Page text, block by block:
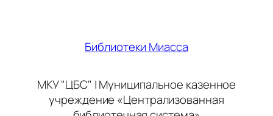
Библиотеки Миасса
МКУ "ЦБС" | Муниципальное казенное
учреждение «Централизованная